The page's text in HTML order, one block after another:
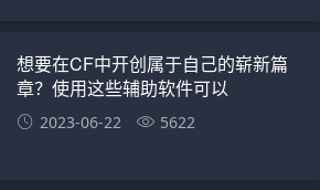
想要在CF中开创属于自己的崭新篇
章？使用这些辅助软件可以
2023-06-22 5622